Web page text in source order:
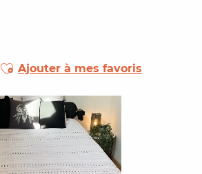
Ajouter aux favoris
Ajouter à mes favoris